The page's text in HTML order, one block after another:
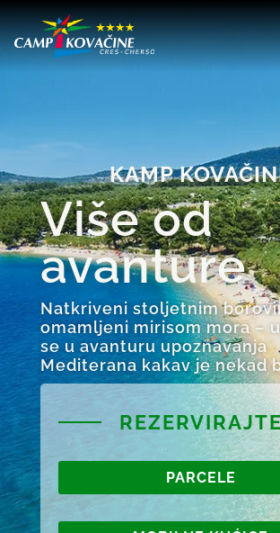
KAMP
Više od
avanture
Natkriveni stoljetnim
omamljeni mirisom mora –
se u avanturu upoznavanja
Mediterana kakav je nekad
REZERVIRAJTE
PARCELE